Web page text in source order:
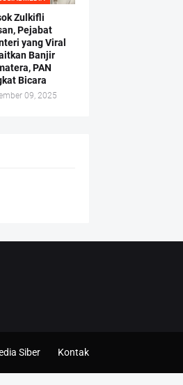
Zulkifli
Pejabat
yang Viral
Banjir
PAN
Bicara
09, 2025
Siber Kontak